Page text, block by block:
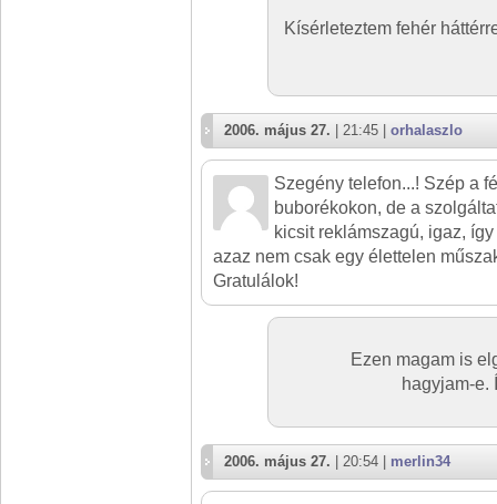
Kísérleteztem fehér
2006. május 27. | 21:45 | orhalaszlo
Szegény telefon...! Szép a
buborékokon, de a
kicsit reklámszagú, igaz,
azaz nem csak egy élettelen
Gratulálok!
Ezen magam is
hagyjam-e.
2006. május 27. | 20:54 | merlin34